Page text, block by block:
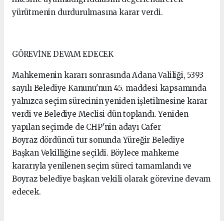
yürütmenin durdurulmasına karar verdi.
GÖREVİNE DEVAM EDECEK
Mahkemenin kararı sonrasında Adana Valiliği, 5393
sayılı Belediye Kanunu'nun 45. maddesi kapsamında
yalnızca seçim sürecinin yeniden işletilmesine karar
verdi ve Belediye Meclisi dün toplandı. Yeniden
yapılan seçimde de CHP'nin adayı Cafer
Boyraz dördüncü tur sonunda Yüreğir Belediye
Başkan Vekilliğine seçildi. Böylece mahkeme
kararıyla yenilenen seçim süreci tamamlandı ve
Boyraz belediye başkan vekili olarak görevine devam
edecek.